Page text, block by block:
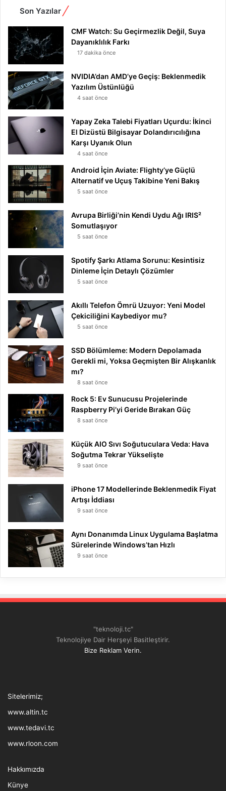
Son Yazılar
CMF Watch: Su Geçirmezlik Değil, Suya
Dayanıklılık Farkı
17 dakika önce
NVIDIA’dan AMD’ye Geçiş: Beklenmedik
Yazılım Üstünlüğü
4 saat önce
Yapay Zeka Talebi Fiyatları Uçurdu: İkinci
El Dizüstü Bilgisayar Dolandırıcılığına
Karşı Uyanık Olun
4 saat önce
Android İçin Aviate: Flighty’ye Güçlü
Alternatif ve Uçuş Takibine Yeni Bakış
5 saat önce
Avrupa Birliği’nin Kendi Uydu Ağı IRIS²
Somutlaşıyor
5 saat önce
Spotify Şarkı Atlama Sorunu: Kesintisiz
Dinleme İçin Detaylı Çözümler
5 saat önce
Akıllı Telefon Ömrü Uzuyor: Yeni Model
Çekiciliğini Kaybediyor mu?
5 saat önce
SSD Bölümleme: Modern Depolamada
Gerekli mi, Yoksa Geçmişten Bir Alışkanlık
mı?
8 saat önce
Rock 5: Ev Sunucusu Projelerinde
Raspberry Pi’yi Geride Bırakan Güç
8 saat önce
Küçük AIO Sıvı Soğutuculara Veda: Hava
Soğutma Tekrar Yükselişte
9 saat önce
iPhone 17 Modellerinde Beklenmedik Fiyat
Artışı İddiası
9 saat önce
Aynı Donanımda Linux Uygulama Başlatma
Sürelerinde Windows’tan Hızlı
9 saat önce
"teknoloji.tc"
Teknolojiye Dair Herşeyi Basitleştirir.
Bize Reklam Verin.
Sitelerimiz;
www.altin.tc
www.tedavi.tc
www.rloon.com
Hakkımızda
Künye